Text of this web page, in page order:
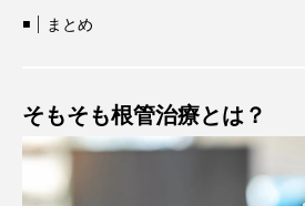
まとめ
そもそも根管治療とは？